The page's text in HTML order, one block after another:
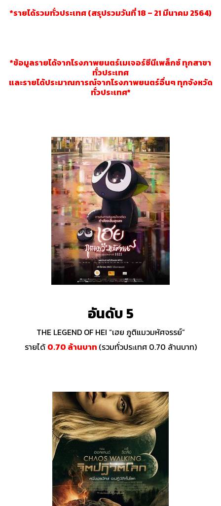
*รายได้รวมทั่วประเทศ (สรุปรวมวันที่ 18 – 21 มีนาคม 2564)
*ข้อมูลรายได้จากโรงภาพยนตร์เมเจอร์ซีนีเพล็กซ์ ทุกสาขา
ทั่วประเทศ
และรายได้ประมาณการณ์จากโรงภาพยนตร์อื่นๆ ทุกจังหวัด
ทั่วประเทศ*
อันดับ 5
THE LEGEND OF HEI “เฮย ภูติแมวมหัศจรรย์”
รายได้ 0.70 ล้านบาท (รวมทั่วประเทศ 0.70 ล้านบาท)